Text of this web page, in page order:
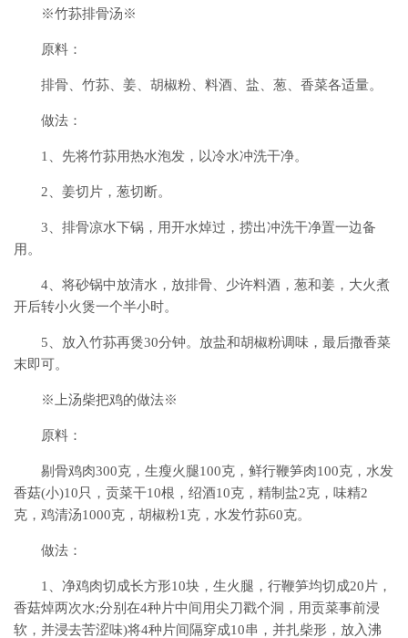
※竹荪排骨汤※
原料：
排骨、竹荪、姜、胡椒粉、料酒、盐、葱、香菜各适量。
做法：
1、先将竹荪用热水泡发，以冷水冲洗干净。
2、姜切片，葱切断。
3、排骨凉水下锅，用开水焯过，捞出冲洗干净置一边备
用。
4、将砂锅中放清水，放排骨、少许料酒，葱和姜，大火煮
开后转小火煲一个半小时。
5、放入竹荪再煲30分钟。放盐和胡椒粉调味，最后撒香菜
末即可。
※上汤柴把鸡的做法※
原料：
剔骨鸡肉300克，生瘦火腿100克，鲜行鞭笋肉100克，水发
香菇(小)10只，贡菜干10根，绍酒10克，精制盐2克，味精2
克，鸡清汤1000克，胡椒粉1克，水发竹荪60克。
做法：
1、净鸡肉切成长方形10块，生火腿，行鞭笋均切成20片，
香菇焯两次水;分别在4种片中间用尖刀戳个洞，用贡菜事前浸
软，并浸去苦涩味)将4种片间隔穿成10串，并扎柴形，放入沸